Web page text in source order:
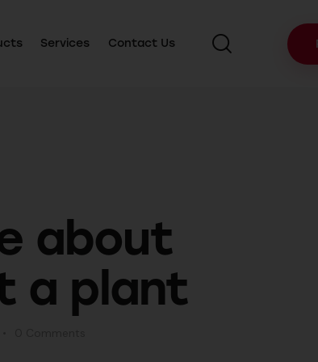
Services Contact Us
about
a plant